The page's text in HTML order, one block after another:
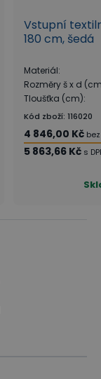
Vstupní
180 cm, šedá
Materiál:
Rozměry š x d
Tloušťka (cm):
Kód zboží: 116020
4 846,00 Kč bez
5 863,66 Kč s